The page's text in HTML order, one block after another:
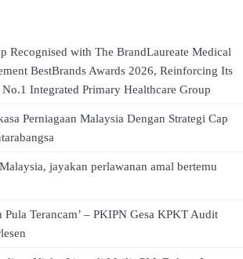
Recognised with The BrandLaureate Medical
BestBrands Awards 2026, Reinforcing Its
No.1 Integrated Primary Healthcare Group
Perniagaan Malaysia Dengan Strategi Cap
jayakan perlawanan amal bertemu
Pula Terancam’ – PKIPN Gesa KPKT Audit